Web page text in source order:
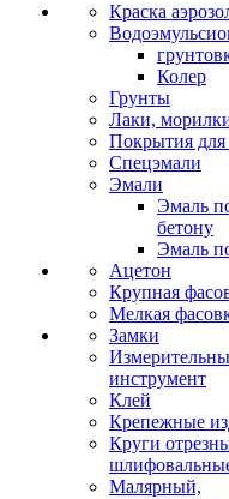
Краска
Колер
Грунты
Лаки,
Покрытия
Спецэмали
Эмали
Эмаль
бетону
Эмаль
Ацетон
Крупная
Мелкая
Замки
инструмент
Клей
Крепежные
Круги
Малярный,